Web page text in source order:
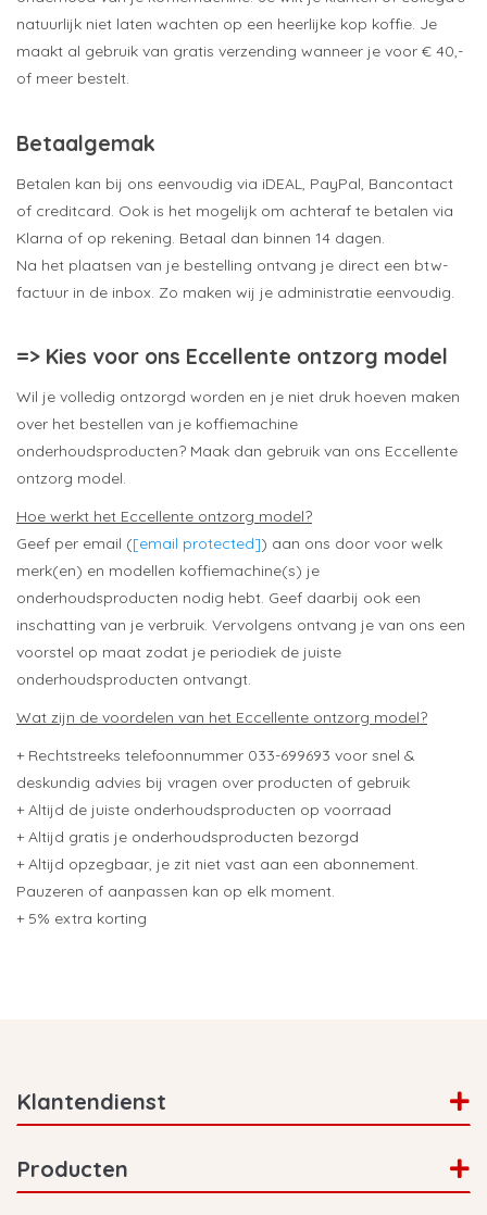
natuurlijk niet laten wachten op een heerlijke kop koffie. Je
maakt al gebruik van gratis verzending wanneer je voor € 40,-
of meer bestelt.
Betaalgemak
Betalen kan bij ons eenvoudig via iDEAL, PayPal, Bancontact
of creditcard. Ook is het mogelijk om achteraf te betalen via
Klarna of op rekening. Betaal dan binnen 14 dagen.
Na het plaatsen van je bestelling ontvang je direct een btw-
factuur in de inbox. Zo maken wij je administratie eenvoudig.
=> Kies voor ons Eccellente ontzorg model
Wil je volledig ontzorgd worden en je niet druk hoeven maken
over het bestellen van je koffiemachine
onderhoudsproducten? Maak dan gebruik van ons Eccellente
ontzorg model.
Hoe werkt het Eccellente ontzorg model?
Geef per email ([email protected]) aan ons door voor welk
merk(en) en modellen koffiemachine(s) je
onderhoudsproducten nodig hebt. Geef daarbij ook een
inschatting van je verbruik. Vervolgens ontvang je van ons een
voorstel op maat zodat je periodiek de juiste
onderhoudsproducten ontvangt.
Wat zijn de voordelen van het Eccellente ontzorg model?
+ Rechtstreeks telefoonnummer 033-699693 voor snel &
deskundig advies bij vragen over producten of gebruik
+ Altijd de juiste onderhoudsproducten op voorraad
+ Altijd gratis je onderhoudsproducten bezorgd
+ Altijd opzegbaar, je zit niet vast aan een abonnement.
Pauzeren of aanpassen kan op elk moment.
+ 5% extra korting
Klantendienst
Producten